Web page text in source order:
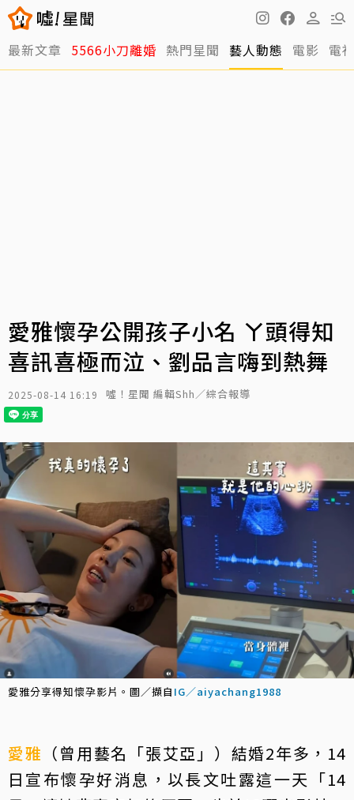
最新文章 5566小刀離婚 熱門星聞 藝人動態 電影 電
愛雅懷孕公開孩子小名 ㄚ頭得知
喜訊喜極而泣、劉品言嗨到熱舞
2025-08-14 16:19 噓！星聞 編輯Shh／綜合報導
愛雅分享得知懷孕影片。圖／擷自 IG／aiyachang1988
愛雅 （曾用藝名「張艾亞」）結婚2年多，14
日宣布懷孕好消息，以長文吐露這一天「14